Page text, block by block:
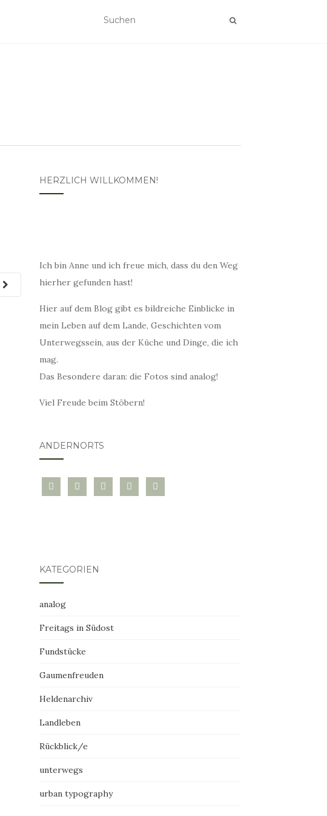
HERZLICH WILLKOMMEN!
Ich bin Anne und ich freue mich, dass du den Weg
hierher gefunden hast!
Hier auf dem Blog gibt es bildreiche Einblicke in
mein Leben auf dem Lande, Geschichten vom
Unterwegssein, aus der Küche und Dinge, die ich
mag.
Das Besondere daran: die Fotos sind analog!
Viel Freude beim Stöbern!
ANDERNORTS
bloglovininstagramtwitter pinterest
mail
KATEGORIEN
analog
Freitags in Südost
Fundstücke
Gaumenfreuden
Heldenarchiv
Landleben
Rückblick/e
unterwegs
urban typography